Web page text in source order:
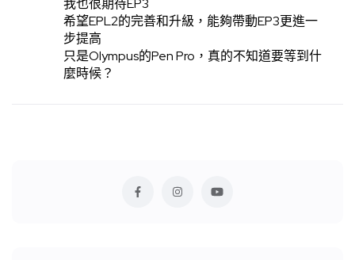
我也很期待EP3
希望EPL2的完善和升級，能夠帶動EP3更進一
步提高
只是Olympus的Pen Pro，真的不知道要等到什
麼時候？